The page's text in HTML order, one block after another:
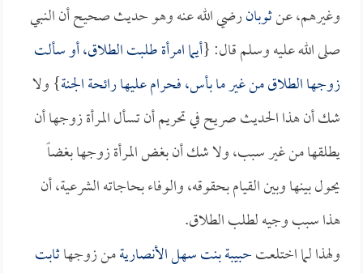
وغيرهم، عنثوبانرضي الله عنه وهو حديث صحيح أن النبي
صلى الله عليه وسلم قال: {أيما امرأة طلبت الطلاق، أو سألت
زوجها الطلاق من غير ما بأس، فحرام عليها رائحة الجنة} ولا
شك أن هذا الحديث صريح في تحريم أن تسأل المرأة زوجها أن
يطلقها من غير سبب، ولا شك أن بغض المرأة زوجها بغضاً
يحول بينها وبين القيام بحقوقه، والوفاء بحاجاته الشرعية، أن
هذا سبب وجيه لطلب الطلاق.
ولهذا لما اختلعتحبيبة بنت سهل الأنصاريةمن زوجهاثابت